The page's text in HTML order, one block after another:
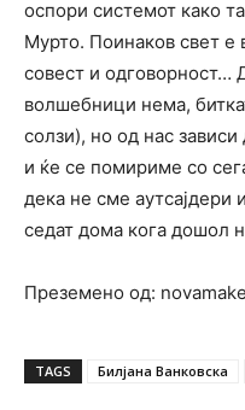
оспори системот како
Мурто. Поинаков свет е
совест и одговорност…
волшебници нема,
солзи), но од нас
и ќе се помириме со
дека не сме аутсајдери
седат дома кога дошол
Преземено од:
TAGS Билјана Ванковска